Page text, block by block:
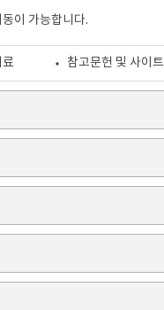
이 가능합니다.
료 참고문헌 및 사이트